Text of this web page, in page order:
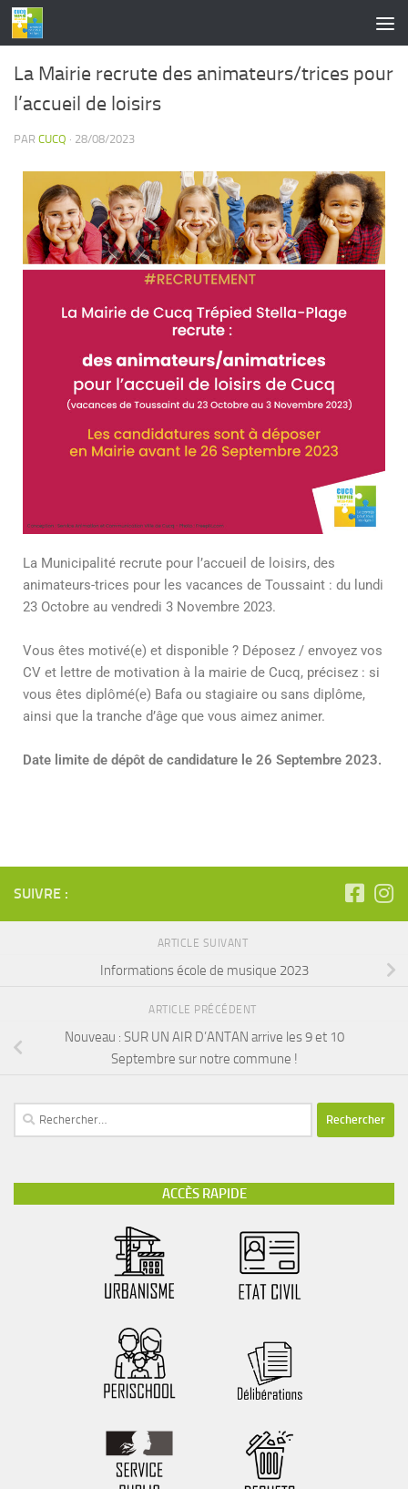
principalSkip to content
La Mairie recrute des animateurs/trices pour
l’accueil de loisirs
PAR CUCQ · 28/08/2023
La Municipalité recrute pour l’accueil de loisirs, des
animateurs-trices pour les vacances de Toussaint : du lundi
23 Octobre au vendredi 3 Novembre 2023.
Vous êtes motivé(e) et disponible ? Déposez / envoyez vos
CV et lettre de motivation à la mairie de Cucq, précisez : si
vous êtes diplômé(e) Bafa ou stagiaire ou sans diplôme,
ainsi que la tranche d’âge que vous aimez animer.
Date limite de dépôt de candidature le 26 Septembre 2023.
SUIVRE :
ARTICLE SUIVANT
Informations école de musique 2023
ARTICLE PRÉCÉDENT
Nouveau : SUR UN AIR D’ANTAN arrive les 9 et 10
Septembre sur notre commune !
ACCÈS RAPIDE